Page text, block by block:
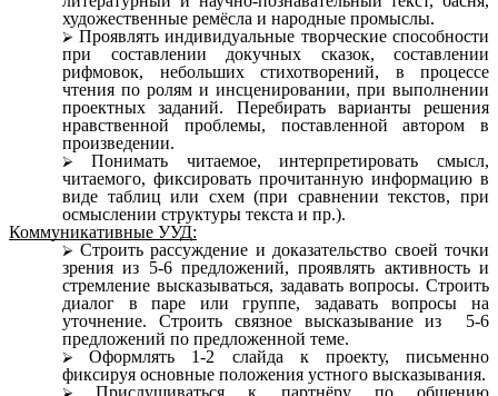
художественные ремёсла и народные промыслы.
Проявлять индивидуальные творческие способности
при составлении докучных сказок, составлении
рифмовок, небольших стихотворений, в процессе
чтения по ролям и инсценировании, при выполнении
проектных заданий. Перебирать варианты решения
нравственной проблемы, поставленной автором в
произведении.
Понимать читаемое, интерпретировать смысл,
читаемого, фиксировать прочитанную информацию в
виде таблиц или схем (при сравнении текстов, при
осмыслении структуры текста и пр.).
Коммуникативные УУД:
Строить рассуждение и доказательство своей точки
зрения из 5-6 предложений, проявлять активность и
стремление высказываться, задавать вопросы. Строить
диалог в паре или группе, задавать вопросы на
уточнение. Строить связное высказывание из 5-6
предложений по предложенной теме.
Оформлять 1-2 слайда к проекту, письменно
фиксируя основные положения устного высказывания.
Прислушиваться к партнёру по общению